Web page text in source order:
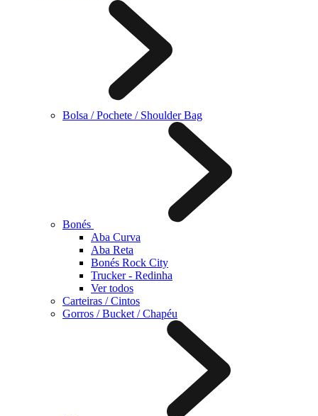
Bolsa / Pochete / Shoulder Bag
Bonés
Aba Curva
Aba Reta
Bonés Rock City
Trucker - Redinha
Ver todos
Carteiras / Cintos
Gorros / Bucket / Chapéu